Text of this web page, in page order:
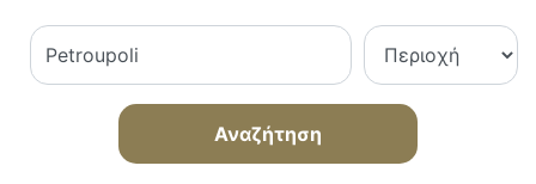
Αναζήτηση